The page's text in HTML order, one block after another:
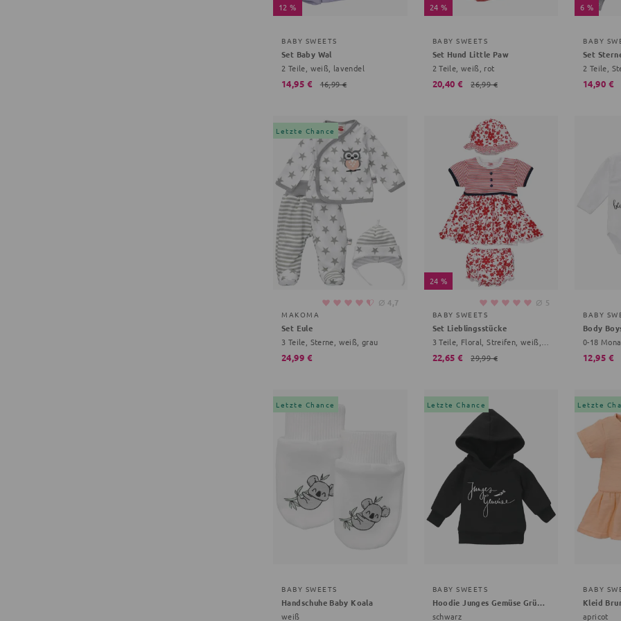
12 %
BABY SWEETS
Set Baby Wal
2 Teile, weiß, lavendel
14,95 € 16,99 €
24 %
BABY SWEETS
Set Hund Little Paw
2 Teile, weiß, rot
20,40 € 26,99 €
6 %
BABY
Set
2 Teile,
14,90 €
Letzte Chance
⌀ 4,7
MAKOMA
Set Eule
3 Teile, Sterne, weiß, grau
24,99 €
24 %
⌀ 5
BABY SWEETS
Set Lieblingsstücke
22,65 € 29,99 €
BABY
0-18
12,95 €
Letzte Chance
BABY SWEETS
Handschuhe Baby Koala
weiß
Letzte Chance
BABY SWEETS
Hoodie Junges Gemüse Grüße, Gemüse
schwarz
Letzte
BABY
Kleid
apricot